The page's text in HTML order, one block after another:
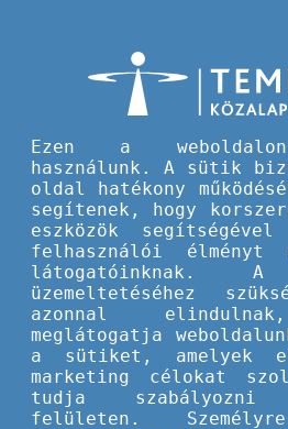
A Tempus
Magyar
glasgow-i
2026-ban Glasgow ad
legjelentősebb szakmai
rendezvénynek.
Ezen a
használunk. A sütik
oldal hatékony
segítenek, hogy
eszközök
felhasználói élményt
látogatóinknak. A
üzemeltetéséhez
azonnal
meglátogatja
a sütiket, amelyek
marketing célokat
tudja
felületen.